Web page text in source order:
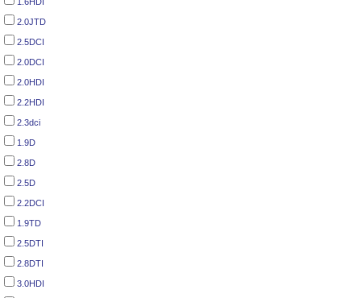
2.0JTD
2.5DCI
2.0DCI
2.0HDI
2.2HDI
2.3dci
1.9D
2.8D
2.5D
2.2DCI
1.9TD
2.5DTI
2.8DTI
3.0HDI